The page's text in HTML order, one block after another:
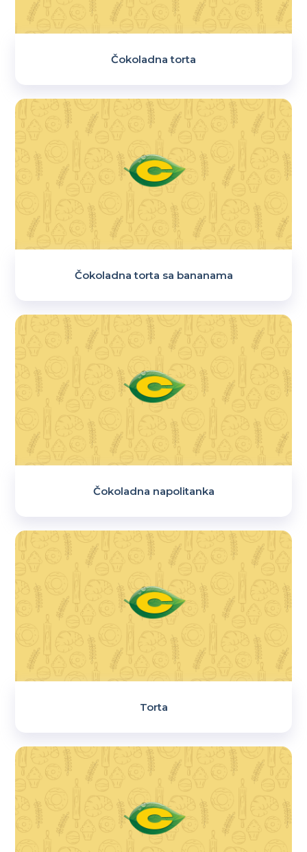
Čokoladna torta
Čokoladna torta sa bananama
Čokoladna napolitanka
Torta